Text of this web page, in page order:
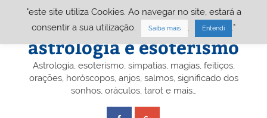
Portal A&E – Portal
astrologia e esoterismo
Astrologia, esoterismo, simpatias, magias, feitiços,
orações, horóscopos, anjos, salmos, significado dos
sonhos, oráculos, tarot e mais…
"este site utiliza Cookies. Ao navegar no site, estará a
consentir a sua utilização.
Saiba mais Entendi ."